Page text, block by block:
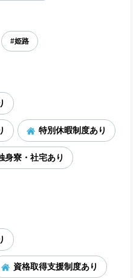
#姫路
特別休暇制度あり
身寮・社宅あり
資格取得支援制度あり